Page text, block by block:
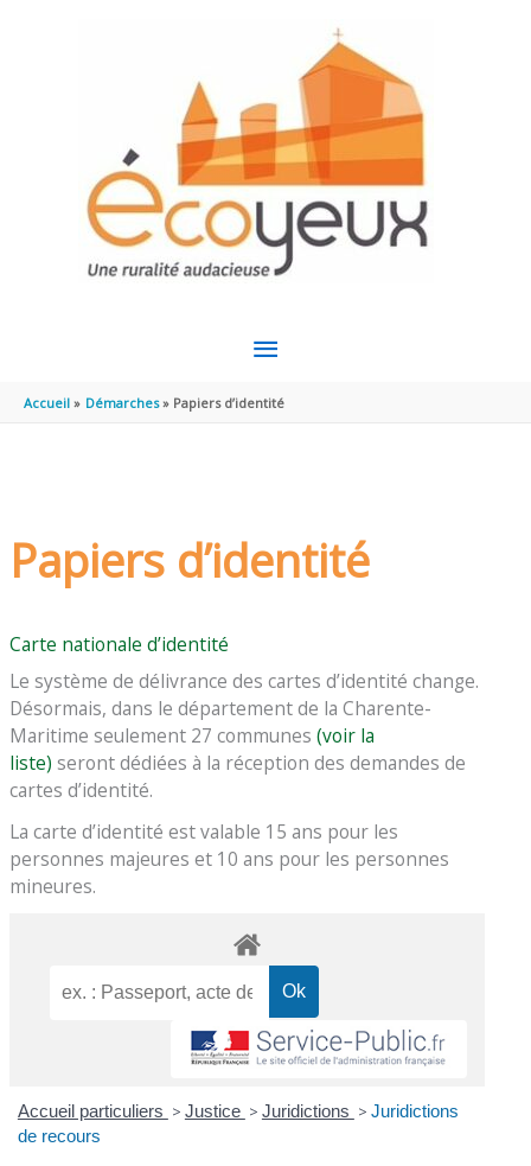
MENU
PRINCIPAL
Accueil Démarches Papiers d’identité
Papiers d’identité
Carte nationale d’identité
Le système de délivrance des cartes d’identité change.
Désormais, dans le département de la Charente-
Maritime seulement 27 communes(voir la
liste) seront dédiées à la réception des demandes de
cartes d’identité.
La carte d’identité est valable 15 ans pour les
personnes majeures et 10 ans pour les personnes
mineures.
Accueil particuliers > Justice > Juridictions > Juridictions
de recours